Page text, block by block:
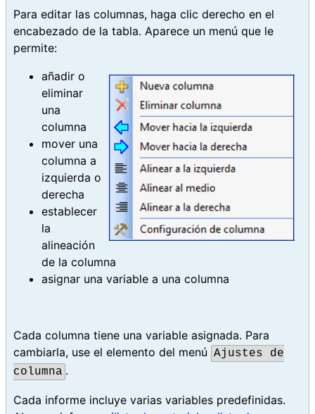
Para editar las columnas, haga clic derecho en el
encabezado de la tabla. Aparece un menú que le
permite:
añadir o
eliminar
una
columna
mover una
columna a
izquierda o
derecha
establecer
la
alineación
de la columna
asignar una variable a una columna
Cada columna tiene una variable asignada. Para
cambiarla, use el elemento del menú Ajustes de
columna .
Cada informe incluye varias variables predefinidas.